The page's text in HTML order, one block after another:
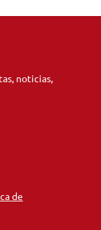
noticias,
de